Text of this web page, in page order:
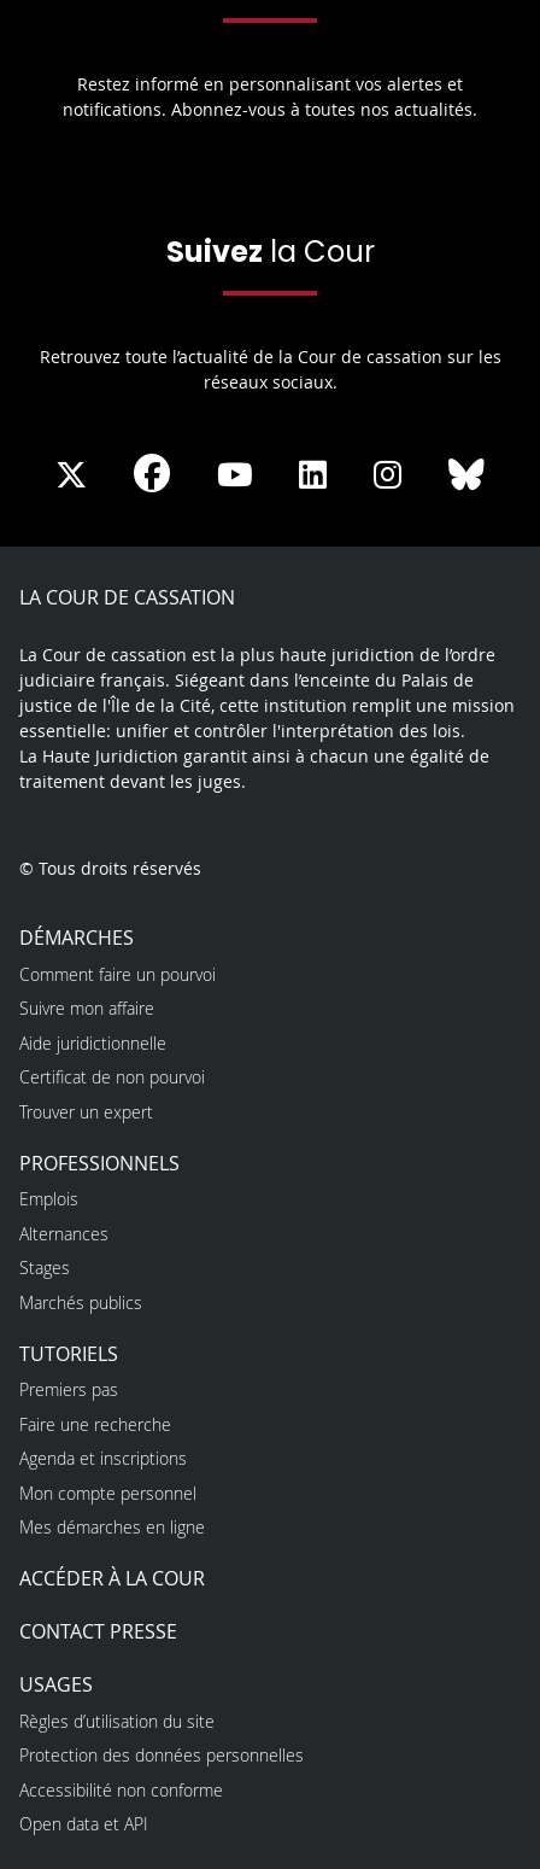
Restez informé en personnalisant vos alertes et
notifications. Abonnez-vous à toutes nos actualités.
Suivez la Cour
Retrouvez toute l’actualité de la Cour de cassation sur les
réseaux sociaux.
Share
X
Share
Facebook
Share
Youtube
Share
LinkedIn
Share
Instagram
LA COUR DE CASSATION
La Cour de cassation est la plus haute juridiction de l’ordre
judiciaire français. Siégeant dans l’enceinte du Palais de
justice de l'Île de la Cité, cette institution remplit une mission
essentielle: unifier et contrôler l'interprétation des lois.
La Haute Juridiction garantit ainsi à chacun une égalité de
traitement devant les juges.
© Tous droits réservés
DÉMARCHES
Comment faire un pourvoi
Suivre mon affaire
Aide juridictionnelle
Certificat de non pourvoi
Trouver un expert
PROFESSIONNELS
Emplois
Alternances
Stages
Marchés publics
TUTORIELS
Premiers pas
Faire une recherche
Agenda et inscriptions
Mon compte personnel
Mes démarches en ligne
ACCÉDER À LA COUR
CONTACT PRESSE
USAGES
Règles d’utilisation du site
Protection des données personnelles
Accessibilité non conforme
Open data et API